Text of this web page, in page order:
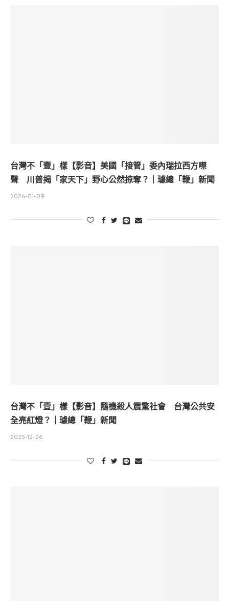
台灣不「壹」樣【影音】美國「接管」委內瑞拉西方噤
聲 川普揭「家天下」野心公然掠奪？｜璩總「鞭」新聞
2026-01-09
台灣不「壹」樣【影音】隨機殺人震驚社會 台灣公共安
全亮紅燈？｜璩總「鞭」新聞
2025-12-26